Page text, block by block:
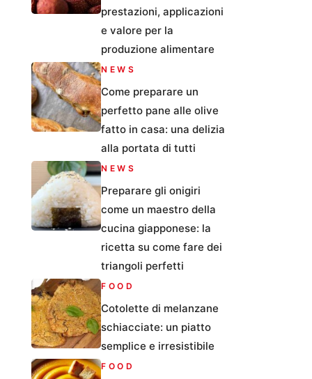
prestazioni, applicazioni
e valore per la
produzione alimentare
NEWS
Come preparare un
perfetto pane alle olive
fatto in casa: una delizia
alla portata di tutti
NEWS
Preparare gli onigiri
come un maestro della
cucina giapponese: la
ricetta su come fare dei
triangoli perfetti
FOOD
Cotolette di melanzane
schiacciate: un piatto
semplice e irresistibile
FOOD